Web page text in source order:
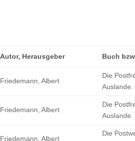
Autor, Herausgeber Buch
Friedemann, Albert
Die
Friedemann, Albert
Die
Friedemann, Albert
Die